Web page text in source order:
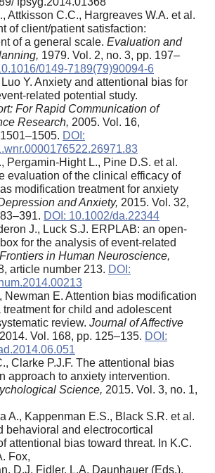
Attkisson C.C., Hargreaves W.A. et al.
of client/patient satisfaction:
of a general scale. Evaluation and
1979. Vol. 2, no. 3, pp. 197–
0149-7189(79)90094-6
Luo Y. Anxiety and attentional bias for
related potential study.
For Rapid Communication of
Research, 2005. Vol. 16,
DOI:
Pergamin-Hight L., Pine D.S. et al.
evaluation of the clinical efficacy of
modification treatment for anxiety
and Anxiety, 2015. Vol. 32,
DOI: 10.1002/da.22344
J., Luck S.J. ERPLAB: an open-
for the analysis of event-related
Frontiers in Human Neuroscience,
article number 213. DOI:
Newman E. Attention bias modification
treatment for child and adolescent
review. Journal of Affective
2014. Vol. 168, pp. 125–135. DOI:
Clarke P.J.F. The attentional bias
approach to anxiety intervention.
Science, 2015. Vol. 3, no. 1,
A., Kappenman E.S., Black S.R. et al.
behavioral and electrocortical
attentional bias toward threat. In K.C.
Fox,
D.J. Fidler, L.A. Daunhauer (Eds.),